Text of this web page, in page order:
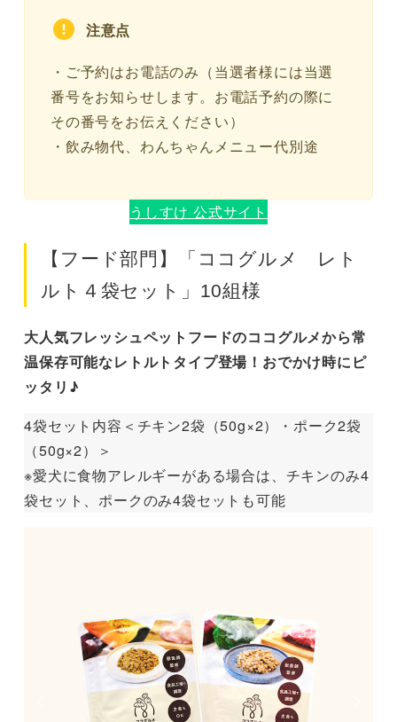
注意点
・ご予約はお電話のみ（当選者様には当選
番号をお知らせします。お電話予約の際に
その番号をお伝えください）
・飲み物代、わんちゃんメニュー代別途
うしすけ 公式サイト
【フード部門】「ココグルメ レト
ルト４袋セット」10組様
大人気フレッシュペットフードのココグルメから常
温保存可能なレトルトタイプ登場！おでかけ時にピ
ッタリ♪
4袋セット内容＜チキン2袋（50g×2）・ポーク2袋
（50g×2）＞
※愛犬に食物アレルギーがある場合は、チキンのみ4
袋セット、ポークのみ4袋セットも可能